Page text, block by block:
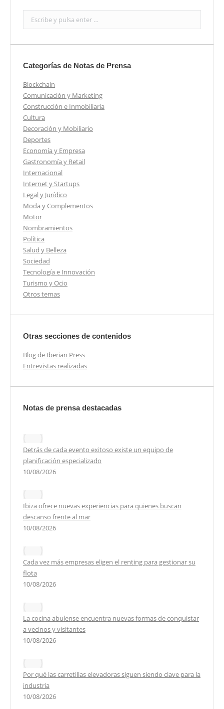
Categorías de Notas de Prensa
Blockchain
Comunicación y Marketing
Construcción e Inmobiliaria
Cultura
Decoración y Mobiliario
Deportes
Economía y Empresa
Gastronomía y Retail
Internacional
Internet y Startups
Legal y Jurídico
Moda y Complementos
Motor
Nombramientos
Política
Salud y Belleza
Sociedad
Tecnología e Innovación
Turismo y Ocio
Otros temas
Otras secciones de contenidos
Blog de Iberian Press
Entrevistas realizadas
Notas de prensa destacadas
Detrás de cada evento exitoso existe un equipo de
planificación especializado
10/08/2026
Ibiza ofrece nuevas experiencias para quienes buscan
descanso frente al mar
10/08/2026
Cada vez más empresas eligen el renting para gestionar su
flota
10/08/2026
La cocina abulense encuentra nuevas formas de conquistar
a vecinos y visitantes
10/08/2026
Por qué las carretillas elevadoras siguen siendo clave para la
industria
10/08/2026